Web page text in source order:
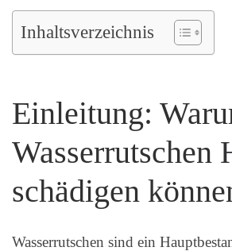
Inhaltsverzeichnis
Einleitung:
Wasserrutschen
schädigen
Wasserrutschen sind ein